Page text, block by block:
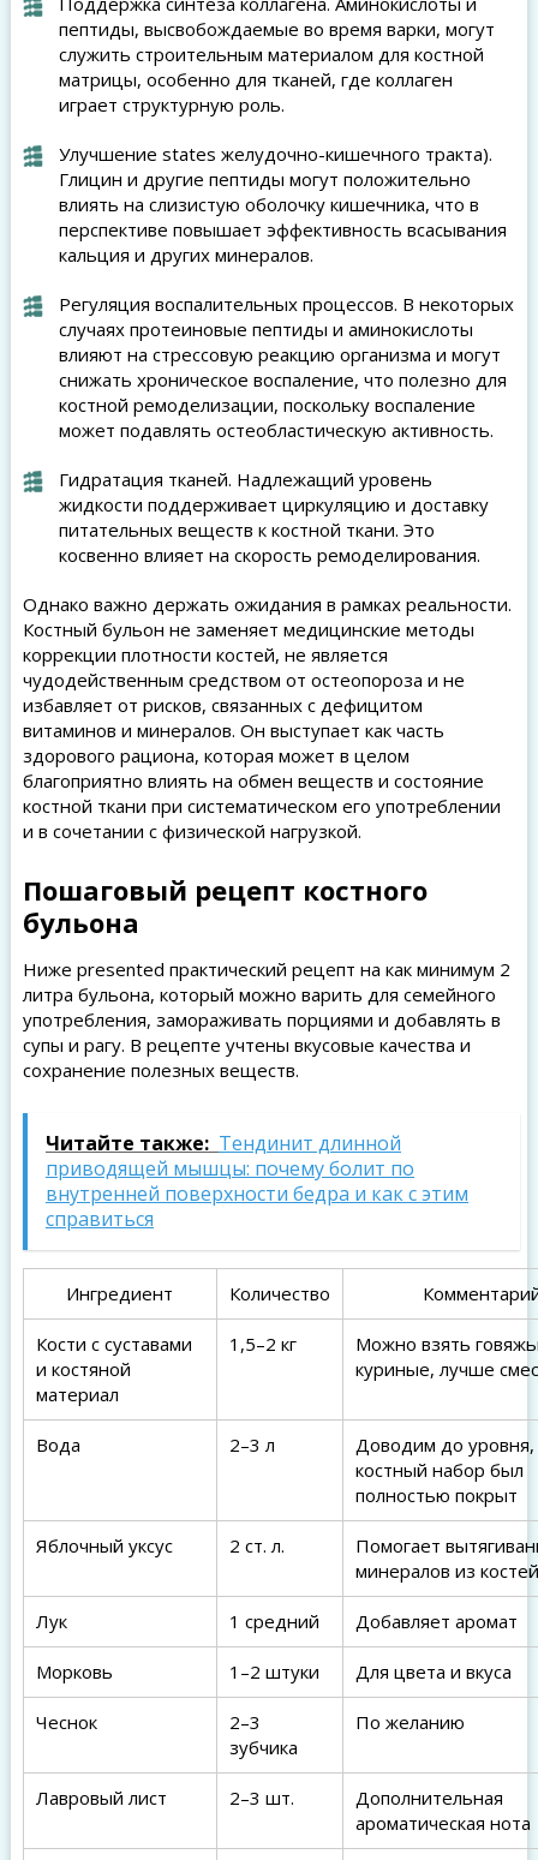
пептиды, высвобождаемые во время варки, могут
служить строительным материалом для костной
матрицы, особенно для тканей, где коллаген
играет структурную роль.
Улучшение states желудочно-кишечного тракта).
Глицин и другие пептиды могут положительно
влиять на слизистую оболочку кишечника, что в
перспективе повышает эффективность всасывания
кальция и других минералов.
Регуляция воспалительных процессов. В некоторых
случаях протеиновые пептиды и аминокислоты
влияют на стрессовую реакцию организма и могут
снижать хроническое воспаление, что полезно для
костной ремоделизации, поскольку воспаление
может подавлять остеобластическую активность.
Гидратация тканей. Надлежащий уровень
жидкости поддерживает циркуляцию и доставку
питательных веществ к костной ткани. Это
косвенно влияет на скорость ремоделирования.
Однако важно держать ожидания в рамках реальности.
Костный бульон не заменяет медицинские методы
коррекции плотности костей, не является
чудодейственным средством от остеопороза и не
избавляет от рисков, связанных с дефицитом
витаминов и минералов. Он выступает как часть
здорового рациона, которая может в целом
благоприятно влиять на обмен веществ и состояние
костной ткани при систематическом его употреблении
и в сочетании с физической нагрузкой.
Пошаговый рецепт костного
бульона
Ниже presented практический рецепт на как минимум 2
литра бульона, который можно варить для семейного
употребления, замораживать порциями и добавлять в
супы и рагу. В рецепте учтены вкусовые качества и
сохранение полезных веществ.
Читайте также: Тендинит длинной
приводящей мышцы: почему болит по
внутренней поверхности бедра и как с этим
справиться
Ингредиент Количество
Кости с суставами
и костяной
материал
1,5–2 кг
Можно взять
куриные, лучше
Вода 2–3 л
Доводим до
костный набор был
полностью покрыт
Яблочный уксус 2 ст. л.
Помогает
минералов из костей
Лук 1 средний Добавляет аромат
Морковь 1–2 штуки Для цвета и вкуса
Чеснок
2–3
зубчика
По желанию
Лавровый лист 2–3 шт.
Дополнительная
ароматическая нота